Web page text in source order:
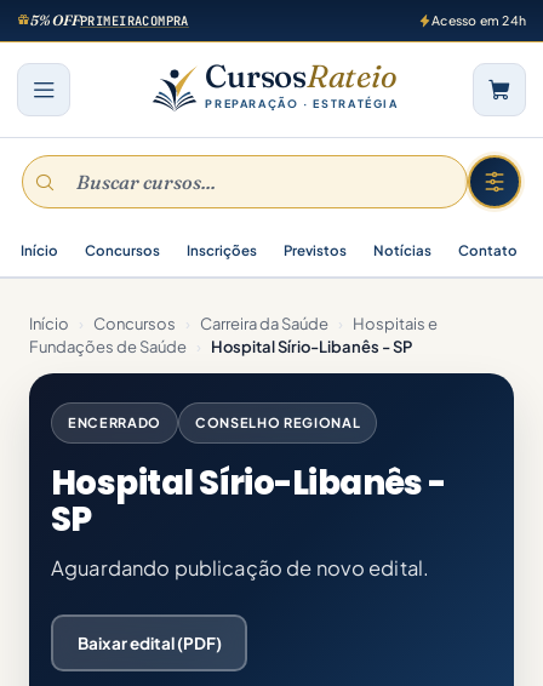
5% OFFPRIMEIRACOMPRA Acesso em 24h
CursosRateio
PREPARAÇÃO · ESTRATÉGIA
Início Concursos Inscrições Previstos Notícias Contato
Início › Concursos › Carreira da Saúde ›
Hospitais e
Fundações de Saúde › Hospital Sírio-Libanês - SP
ENCERRADO CONSELHO REGIONAL
Hospital Sírio-Libanês -
SP
Aguardando publicação de novo edital.
Baixar edital (PDF)